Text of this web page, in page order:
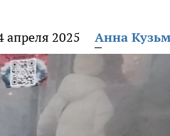
апреля 2025 Анна